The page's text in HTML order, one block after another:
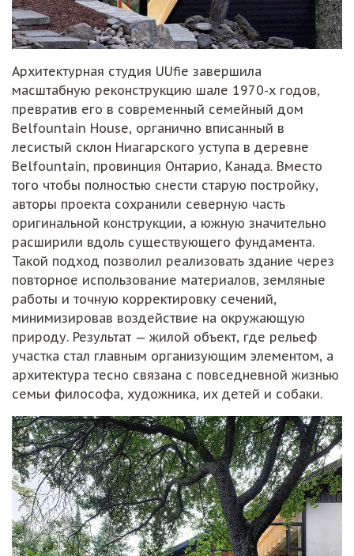
Архитектурная студия UUfie завершила
масштабную реконструкцию шале 1970-х годов,
превратив его в современный семейный дом
Belfountain House, органично вписанный в
лесистый склон Ниагарского уступа в деревне
Belfountain, провинция Онтарио, Канада. Вместо
того чтобы полностью снести старую постройку,
авторы проекта сохранили северную часть
оригинальной конструкции, а южную значительно
расширили вдоль существующего фундамента.
Такой подход позволил реализовать здание через
повторное использование материалов, земляные
работы и точную корректировку сечений,
минимизировав воздействие на окружающую
природу. Результат — жилой объект, где рельеф
участка стал главным организующим элементом, а
архитектура тесно связана с повседневной жизнью
семьи философа, художника, их детей и собаки.